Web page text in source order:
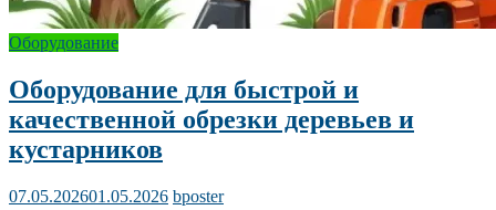
Оборудование
Оборудование для быстрой и
качественной обрезки деревьев и
кустарников
07.05.202601.05.2026 bposter